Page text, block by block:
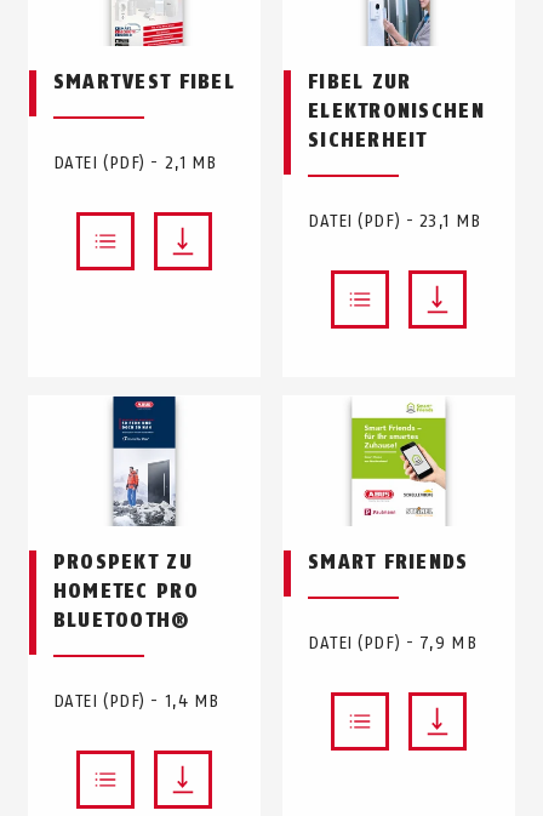
SMARTVEST FIBEL
DATEI (PDF) - 2,1 MB
FIBEL ZUR
ELEKTRONISCHEN
SICHERHEIT
DATEI (PDF) - 23,1 MB
PROSPEKT ZU
HOMETEC PRO
BLUETOOTH®
DATEI (PDF) - 1,4 MB
SMART FRIENDS
DATEI (PDF) - 7,9 MB